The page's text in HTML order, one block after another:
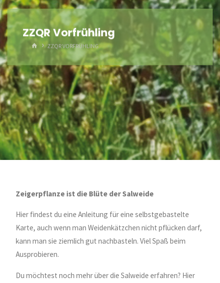
ZZQR Vorfrühling
HOMEZZQR VORFRÜHLING
Zeigerpflanze ist die Blüte der Salweide
Hier findest du eine Anleitung für eine selbstgebastelte
Karte, auch wenn man Weidenkätzchen nicht pflücken darf,
kann man sie ziemlich gut nachbasteln. Viel Spaß beim
Ausprobieren.
Du möchtest noch mehr über die Salweide erfahren? Hier